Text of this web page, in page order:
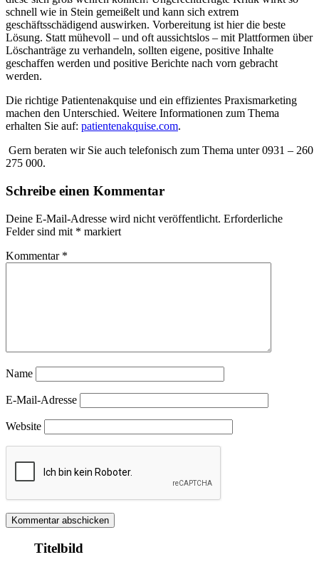
schnell wie in Stein gemeißelt und kann sich extrem
geschäftsschädigend auswirken. Vorbereitung ist hier die beste
Lösung. Statt mühevoll – und oft aussichtslos – mit Plattformen über
Löschanträge zu verhandeln, sollten eigene, positive Inhalte
geschaffen werden und positive Berichte nach vorn gebracht
werden.
Die richtige Patientenakquise und ein effizientes Praxismarketing
machen den Unterschied. Weitere Informationen zum Thema
erhalten Sie auf: patientenakquise.com.
Gern beraten wir Sie auch telefonisch zum Thema unter 0931 – 260
275 000.
Schreibe einen Kommentar
Deine E-Mail-Adresse wird nicht veröffentlicht. Erforderliche
Felder sind mit * markiert
Kommentar *
Name
E-Mail-Adresse
Website
Titelbild